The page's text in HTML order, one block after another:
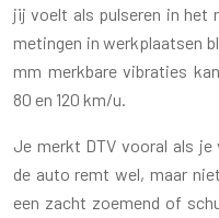
jij voelt als pulseren in het
metingen in werkplaatsen
mm merkbare vibraties
80 en 120 km/u.
Je merkt DTV vooral als
de auto remt wel, maar
een zacht zoemend of